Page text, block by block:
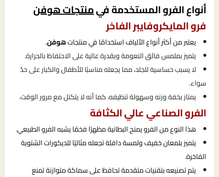
أنواع الفرو المستخدمة فيمنتجات هوفن
فرو المايكروفايبر الفاخر
يعتبر من أكثر أنواع الألياف استخدامًا في منتجاتهوفن.
يتميز بملمس فائق النعومة وبقدرة عالية على الاحتفاظ بالحرارة.
لا يسبب حساسية للجلد، مما يجعله مناسبًا للأطفال والكبار على حدّ
سواء.
يمتاز بخفة وزنه وسهولة تنظيفه، كما أنه لا يتكتل مع مرور الوقت.
الفرو الصناعي عالي الكثافة
هذا النوع من الفرو يمنح البطانية مظهرًا فخمًا يشبه الفرو الطبيعي.
يتميز بلمعان خفيف ولمسة دافئة تجعله مثاليًا للديكورات الشتوية
الفاخرة.
يتم تصنيعه بتقنيات متقدمة تحافظ على سماكة متوازنة تمنع